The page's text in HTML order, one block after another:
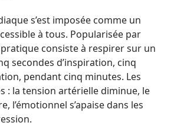
s’est imposée comme un
à tous. Popularisée par
consiste à respirer sur un
secondes d’inspiration, cinq
pendant cinq minutes. Les
: la tension artérielle diminue, le
l’émotionnel s’apaise dans les